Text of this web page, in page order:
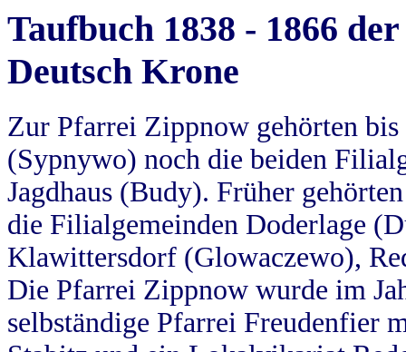
Taufbuch 1838 - 1866
Deutsch Krone
Zur Pfarrei Zippnow gehörten
(Sypnywo) noch die beiden
Jagdhaus (Budy). Früher
die Filialgemeinden Doderlage
Klawittersdorf (Glowaczewo),
Die Pfarrei Zippnow wurde im
selbständige Pfarrei Freudenfier